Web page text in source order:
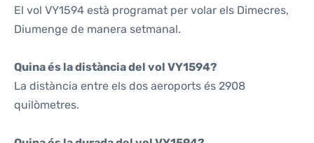
El vol VY1594 està programat per volar els Dimecres,
Diumenge de manera setmanal.
Quina és la distància del vol VY1594?
La distància entre els dos aeroports és 2908
quilòmetres.